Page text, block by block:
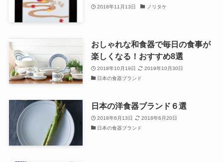
2018年11月13日 ノリタケ
おしゃれな和食器で毎日の食事が
楽しくなる！おすすめ8選
2018年10月19日
2019年10月30日
日本の食器ブランド
日本の洋食器ブランド６選
2018年6月13日
2018年6月20日
日本の食器ブランド